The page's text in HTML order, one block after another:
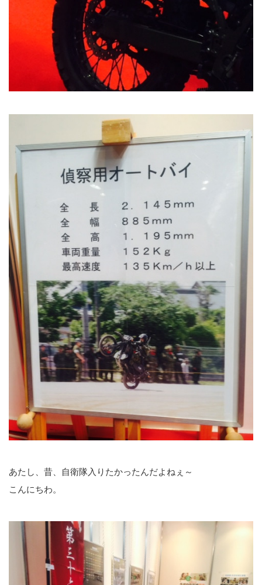
あたし、昔、自衛隊入りたかったんだよねぇ～
こんにちわ。